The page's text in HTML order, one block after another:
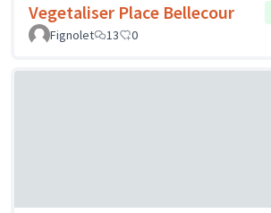
Vegetaliser Place Bellecour
Fignolet
13 0